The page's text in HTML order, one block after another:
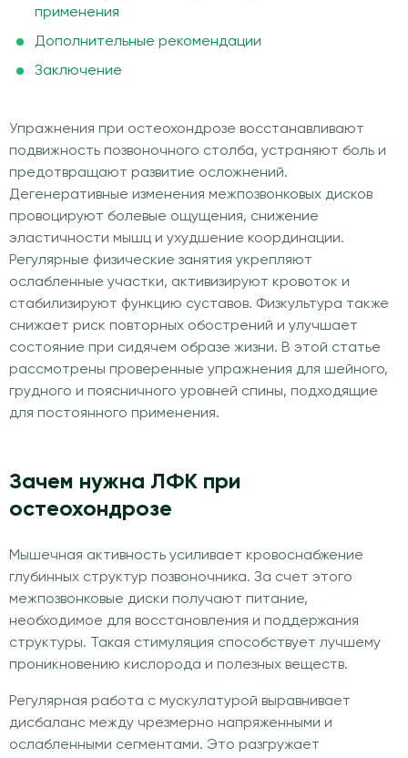
применения
Дополнительные рекомендации
Заключение
Упражнения при остеохондрозе восстанавливают
подвижность позвоночного столба, устраняют боль и
предотвращают развитие осложнений.
Дегенеративные изменения межпозвонковых дисков
провоцируют болевые ощущения, снижение
эластичности мышц и ухудшение координации.
Регулярные физические занятия укрепляют
ослабленные участки, активизируют кровоток и
стабилизируют функцию суставов. Физкультура также
снижает риск повторных обострений и улучшает
состояние при сидячем образе жизни. В этой статье
рассмотрены проверенные упражнения для шейного,
грудного и поясничного уровней спины, подходящие
для постоянного применения.
Зачем нужна ЛФК при
остеохондрозе
Мышечная активность усиливает кровоснабжение
глубинных структур позвоночника. За счет этого
межпозвонковые диски получают питание,
необходимое для восстановления и поддержания
структуры. Такая стимуляция способствует лучшему
проникновению кислорода и полезных веществ.
Регулярная работа с мускулатурой выравнивает
дисбаланс между чрезмерно напряженными и
ослабленными сегментами. Это разгружает